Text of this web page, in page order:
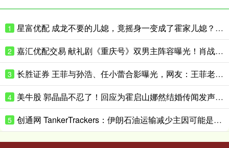
1 星富优配 成龙不要的儿媳，竟摇身一变成了霍家儿媳？感到意外的何止他一人
2 嘉汇优配交易 献礼剧《重庆号》双男主阵容曝光！肖战无缝衔接进组，搭档老顶流
3 长胜证券 王菲与孙浩、任小蕾合影曝光，网友：王菲老了，眼角下垂皱纹明显
4 美牛股 郭晶晶不忍了！回应为霍启山娜然结婚传闻发声之事，我们都被骗了
5 创通网 TankerTrackers：伊朗石油运输减少主因可能是泄漏事故 而非美国封锁